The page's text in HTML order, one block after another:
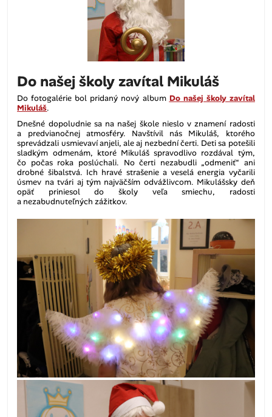
Do našej školy zavítal Mikuláš
Do fotogalérie bol pridaný nový album Do našej školy zavítal
Mikuláš.
Dnešné dopoludnie sa na našej škole nieslo v znamení radosti
a predvianočnej atmosféry. Navštívil nás Mikuláš, ktorého
sprevádzali usmievaví anjeli, ale aj nezbední čerti. Deti sa potešili
sladkým odmenám, ktoré Mikuláš spravodlivo rozdával tým,
čo počas roka poslúchali. No čerti nezabudli „odmeniť“ ani
drobné šibalstvá. Ich hravé strašenie a veselá energia vyčarili
úsmev na tvári aj tým najväčším odvážlivcom. Mikulášsky deň
opäť priniesol do školy veľa smiechu, radosti
a nezabudnuteľných zážitkov.